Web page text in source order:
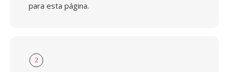
para esta página.
2